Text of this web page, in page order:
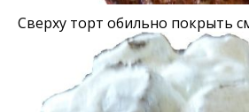
Сверху торт обильно покрыть